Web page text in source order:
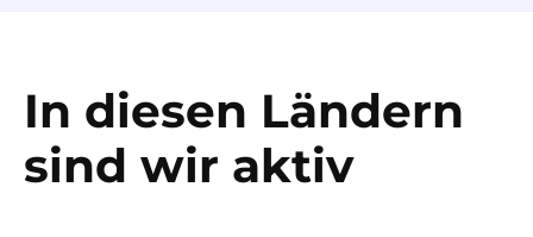
In diesen Ländern
sind wir aktiv